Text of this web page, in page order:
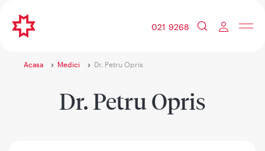
021 9268
Acasa Medici Dr. Petru Opris
Dr. Petru Opris